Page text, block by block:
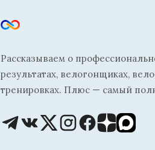
Рассказываем о
результатах, велогонщиках,
тренировках. Плюс — самый